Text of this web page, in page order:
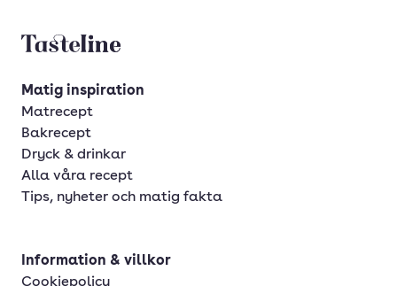
Tasteline startsida
Matig inspiration
Matrecept
Bakrecept
Dryck & drinkar
Alla våra recept
Tips, nyheter och matig fakta
Information & villkor
Cookiepolicy